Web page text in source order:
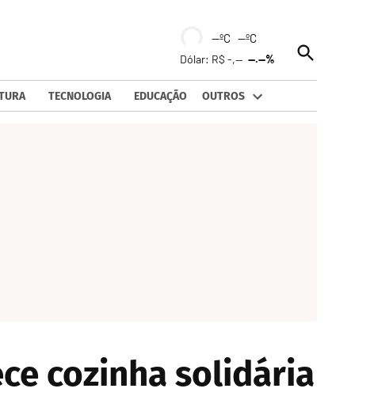
--ºC --ºC
Dólar: R$ -,----.--%
Open
Search
TECNOLOGIA EDUCAÇÃO OUTROS
cozinha solidária